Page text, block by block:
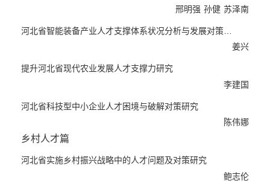
和学前教育人才培养状况及发展问题进行了重点研究。研究认为，
制不活；职业教育体系框架基本建成，但资源相对不足，校企合作
层次较浅；中小学教育质量提高，但亟待实现均衡发展；学前教育
普及程度不断提高，但供需矛盾仍很突出。根据上述问题，分别从
提高高等教育人才培养质量，加快职业教育校企合作体制改革、以
决供需矛盾等方面提出了对策建议。
产业人才篇围绕河北产业高质量发展和创新发展两大目标，针对智
能装备产业、现代农业、科技型中小企业人才发展问题进行分析，
人才的总体支撑力仍显不足，人才结构与产业结构存在严重失衡，
应从不断强化职业院校和专门专业人才培养、大力加强企业为主体
邢明强 孙健 苏泽南
姜兴
李建国
提升河北省现代农业发展人才支撑力研究
陈伟娜
河北省科技型中小企业人才困境与破解对策研究
乡村人才篇
鲍志伦
河北省实施乡村振兴战略中的人才问题及对策研究